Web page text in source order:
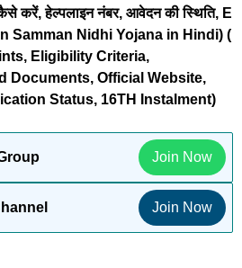
करें, हेल्पलाइन नंबर, आवेदन की स्थिति, E
Samman Nidhi Yojana in Hindi) (
Eligibility Criteria,
Documents, Official Website,
Status, 16TH Instalment)
Join Now
Join Now